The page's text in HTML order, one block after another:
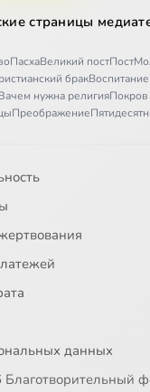
страницы
ПасхаВеликий постПост
брак
нужна религия
Преображение
данных